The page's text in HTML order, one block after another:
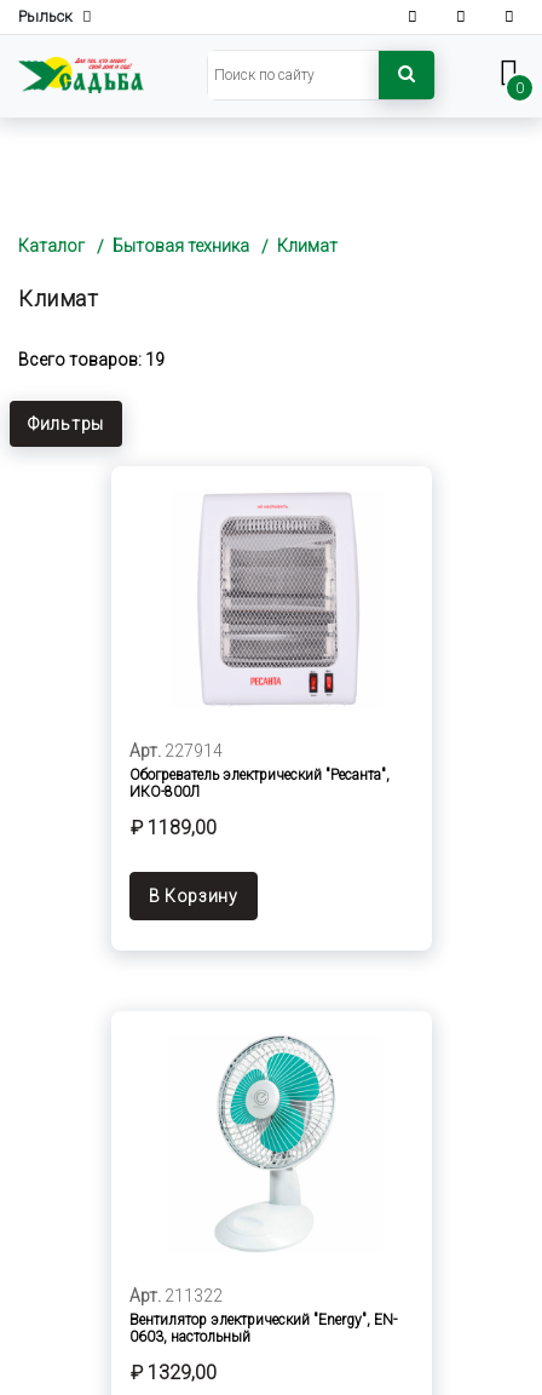
Рыльск
0
Каталог Бытовая техника Климат
Климат
Всего товаров: 19
Фильтры
Арт. 227914
Обогреватель электрический "Ресанта",
ИКО-800Л
₽ 1189,00
В Корзину
Арт. 211322
Вентилятор электрический "Energy", EN-
0603, настольный
₽ 1329,00